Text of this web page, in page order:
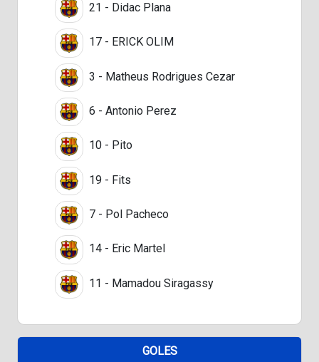
21 - Didac Plana
17 - ERICK OLIM
3 - Matheus Rodrigues Cezar
6 - Antonio Perez
10 - Pito
19 - Fits
7 - Pol Pacheco
14 - Eric Martel
11 - Mamadou Siragassy
GOLES